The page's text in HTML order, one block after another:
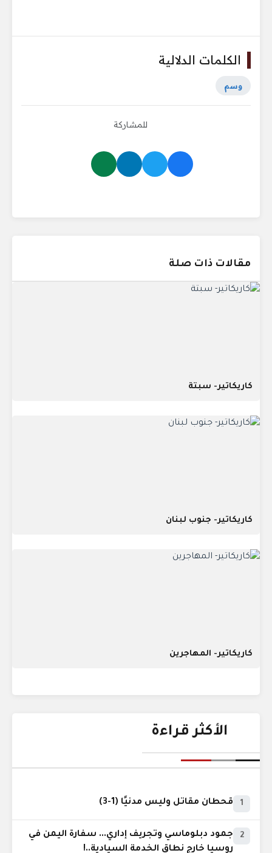
الكلمات الدلالية
وسم
للمشاركة
مقالات ذات صلة
كاريكاتير- سبتة
كاريكاتير- جنوب لبنان
كاريكاتير- المهاجرين
الأكثر قراءة
1 قحطان مقاتل وليس مدنيًا (1-3)
2
جمود دبلوماسي وتجريف إداري... سفارة اليمن في
روسيا خارج نطاق الخدمة السيادية..!